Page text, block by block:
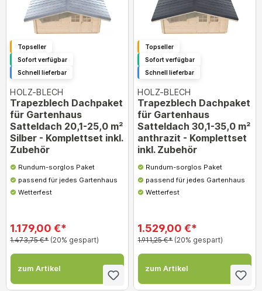
Topseller
Sofort verfügbar
Schnell lieferbar
HOLZ-BLECH
Trapezblech Dachpaket
für Gartenhaus
Satteldach 20,1-25,0 m²
Silber - Komplettset inkl.
Zubehör
Rundum-sorglos Paket
passend für jedes Gartenhaus
Wetterfest
1.179,00 €*
1.473,75 €* (20% gespart)
zum Artikel
Topseller
Sofort verfügbar
Schnell lieferbar
HOLZ-BLECH
Trapezblech Dachpaket
für Gartenhaus
Satteldach 30,1-35,0 m²
anthrazit - Komplettset
inkl. Zubehör
Rundum-sorglos Paket
passend für jedes Gartenhaus
Wetterfest
1.529,00 €*
1.911,25 €* (20% gespart)
zum Artikel